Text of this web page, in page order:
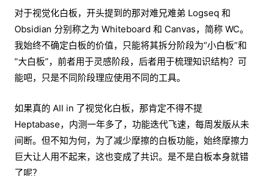
对于视觉化白板，开头提到的那对难兄难弟 Logseq 和
Obsidian 分别称之为 Whiteboard 和 Canvas，简称 WC。
我始终不确定白板的价值，只能将其拆分阶段为“小白板”和
“大白板”，前者用于灵感阶段，后者用于梳理知识结构？可
能吧，只是不同阶段理应使用不同的工具。
如果真的 All in 了视觉化白板，那肯定不得不提
Heptabase，内测一年多了，功能迭代飞速，每周发版从未
间断。但不知为何，为了减少摩擦的白板功能，始终摩擦力
巨大让人用不起来，这也变成了共识。是不是白板本身就错
了呢？